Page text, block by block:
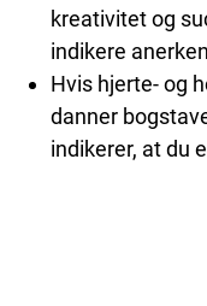
kreativitet og
indikere
Hvis hjerte- og
danner
indikerer, at du